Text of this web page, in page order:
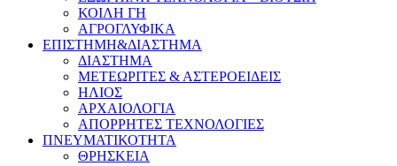
ΚΟΙΛΗ ΓΗ
ΑΓΡΟΓΛΥΦΙΚΑ
ΕΠΙΣΤΗΜΗ&ΔΙΑΣΤΗΜΑ
ΔΙΑΣΤΗΜΑ
ΜΕΤΕΩΡΙΤΕΣ & ΑΣΤΕΡΟΕΙΔΕΙΣ
ΗΛΙΟΣ
ΑΡΧΑΙΟΛΟΓΙΑ
ΑΠΟΡΡΗΤΕΣ ΤΕΧΝΟΛΟΓΙΕΣ
ΠΝΕΥΜΑΤΙΚΟΤΗΤΑ
ΘΡΗΣΚΕΙΑ